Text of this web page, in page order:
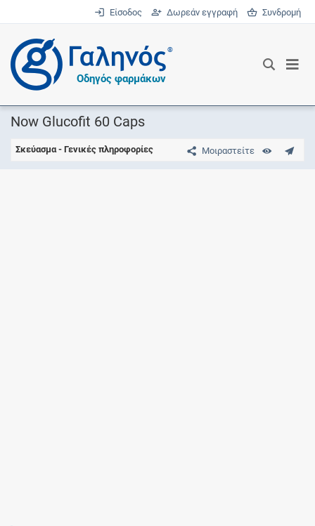
Είσοδος Δωρεάν εγγραφή Συνδρομή
®
Οδηγός φαρμάκων
Now Glucofit 60 Caps
Μοιραστείτε
Σκεύασμα - Γενικές πληροφορίες